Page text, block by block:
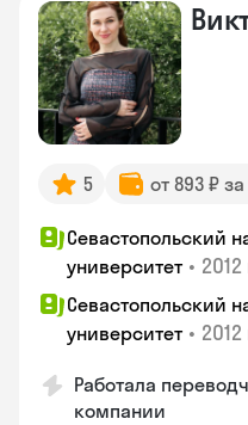
5 от 893 ₽
Севастопольский
университет • 2012
Севастопольский
университет • 2012
Работала
компании